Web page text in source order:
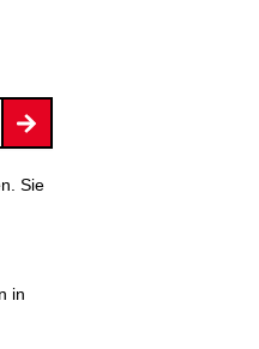
Sie
in